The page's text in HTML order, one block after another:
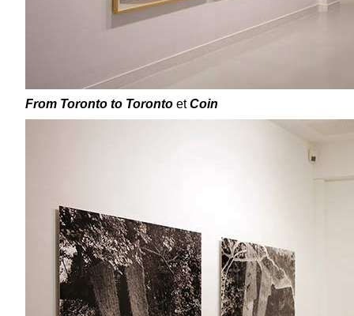
From Toronto to Toronto etCoin